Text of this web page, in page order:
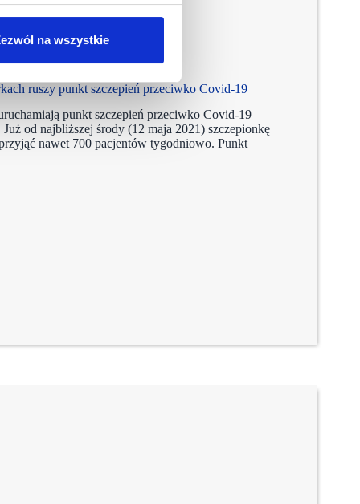
na wszystkie
ruszy punkt szczepień przeciwko Covid-19
punkt szczepień przeciwko Covid-19
od najbliższej środy (12 maja 2021) szczepionkę
nawet 700 pacjentów tygodniowo. Punkt